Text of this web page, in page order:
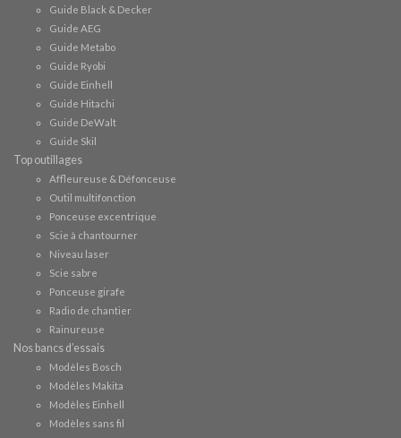
Guide Black & Decker
Guide AEG
Guide Metabo
Guide Ryobi
Guide Einhell
Guide Hitachi
Guide DeWalt
Guide Skil
Top outillages
Affleureuse & Défonceuse
Outil multifonction
Ponceuse excentrique
Scie à chantourner
Niveau laser
Scie sabre
Ponceuse girafe
Radio de chantier
Rainureuse
Nos bancs d’essais
Modèles Bosch
Modèles Makita
Modèles Einhell
Modèles sans fil